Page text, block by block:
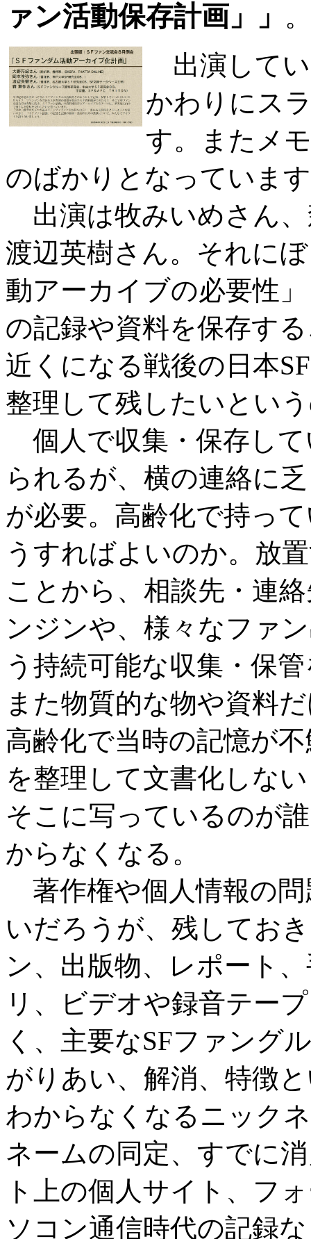
ァン活動保存計画」」
。
出演してい
かわりにス
す。またメ
のばかりとなっていま
出演は牧みいめさん
渡辺英樹さん。それに
動アーカイブの必要性
の記録や資料を保存す
近くになる戦後の日本
整理して残したいとい
個人で収集・保存し
られるが、横の連絡に
が必要。高齢化で持っ
うすればよいのか。放
ことから、相談先・連
ンジンや、様々なファ
う持続可能な収集・保
また物質的な物や資料
高齢化で当時の記憶が
を整理して文書化しな
そこに写っているのが
からなくなる。
著作権や個人情報の
いだろうが、残してお
ン、出版物、レポート
リ、ビデオや録音テー
く、主要なSFファング
がりあい、解消、特徴
わからなくなるニック
ネームの同定、すでに
ト上の個人サイト、フ
ソコン通信時代の記録